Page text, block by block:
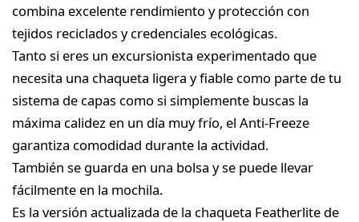
combina excelente rendimiento y protección con
tejidos reciclados y credenciales ecológicas.
Tanto si eres un excursionista experimentado que
necesita una chaqueta ligera y fiable como parte de tu
sistema de capas como si simplemente buscas la
máxima calidez en un día muy frío, el Anti-Freeze
garantiza comodidad durante la actividad.
También se guarda en una bolsa y se puede llevar
fácilmente en la mochila.
Es la versión actualizada de la chaqueta Featherlite de